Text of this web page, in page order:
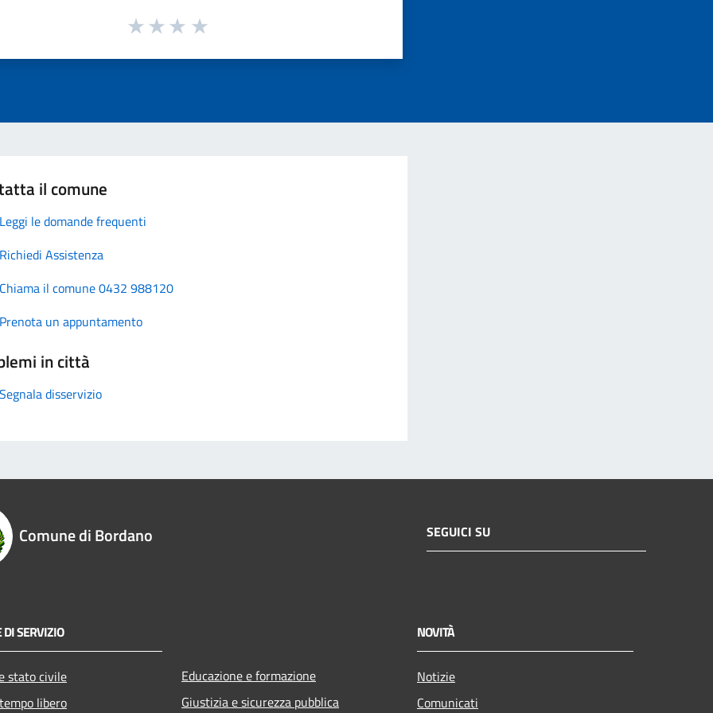
il comune
Leggi le domande frequenti
Richiedi Assistenza
Chiama il comune 0432 988120
Prenota un appuntamento
in città
Segnala disservizio
Comune di Bordano SEGUICI SU
DI SERVIZIO
stato civile
libero
Educazione e formazione
Giustizia e sicurezza pubblica
NOVITÀ
Notizie
Comunicati